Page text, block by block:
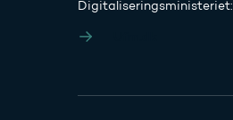
Digitaliseringsministeriet: